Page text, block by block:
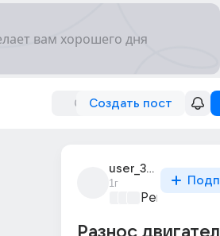
Создать пост
user_317723486
1г
Ремонт и
Разнос